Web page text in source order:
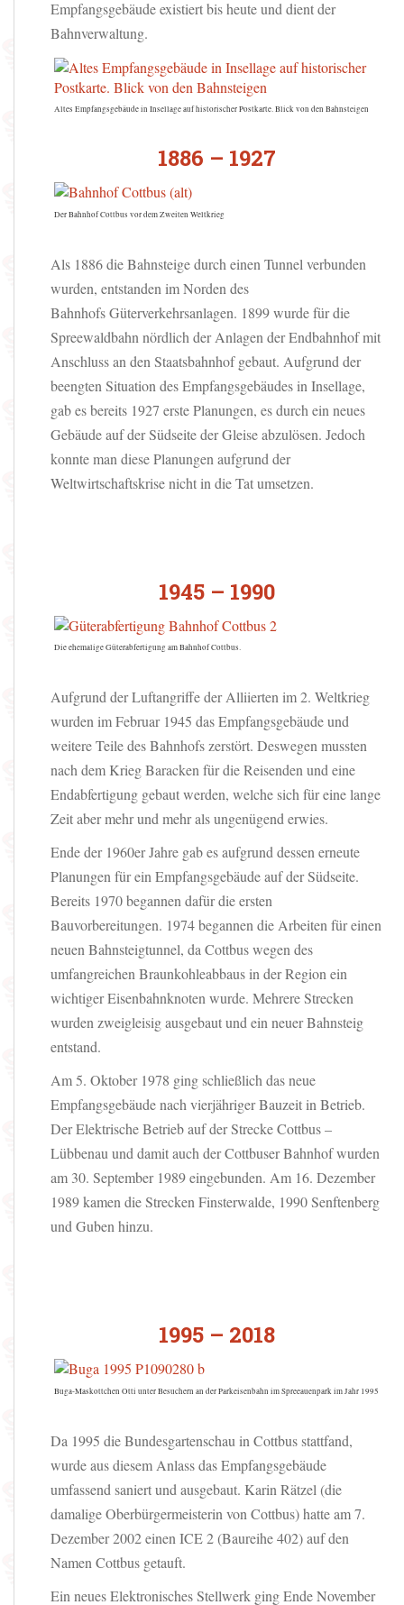
Empfangsgebäude existiert bis heute und dient der
Bahnverwaltung.
Altes Empfangsgebäude in Insellage auf historischer Postkarte. Blick von den Bahnsteigen
1886 – 1927
Der Bahnhof Cottbus vor dem Zweiten Weltkrieg
Als 1886 die Bahnsteige durch einen Tunnel verbunden
wurden, entstanden im Norden des
Bahnhofs Güterverkehrsanlagen. 1899 wurde für die
Spreewaldbahn nördlich der Anlagen der Endbahnhof mit
Anschluss an den Staatsbahnhof gebaut. Aufgrund der
beengten Situation des Empfangsgebäudes in Insellage,
gab es bereits 1927 erste Planungen, es durch ein neues
Gebäude auf der Südseite der Gleise abzulösen. Jedoch
konnte man diese Planungen aufgrund der
Weltwirtschaftskrise nicht in die Tat umsetzen.
1945 – 1990
Die ehemalige Güterabfertigung am Bahnhof Cottbus.
Aufgrund der Luftangriffe der Alliierten im 2. Weltkrieg
wurden im Februar 1945 das Empfangsgebäude und
weitere Teile des Bahnhofs zerstört. Deswegen mussten
nach dem Krieg Baracken für die Reisenden und eine
Endabfertigung gebaut werden, welche sich für eine lange
Zeit aber mehr und mehr als ungenügend erwies.
Ende der 1960er Jahre gab es aufgrund dessen erneute
Planungen für ein Empfangsgebäude auf der Südseite.
Bereits 1970 begannen dafür die ersten
Bauvorbereitungen. 1974 begannen die Arbeiten für einen
neuen Bahnsteigtunnel, da Cottbus wegen des
umfangreichen Braunkohleabbaus in der Region ein
wichtiger Eisenbahnknoten wurde. Mehrere Strecken
wurden zweigleisig ausgebaut und ein neuer Bahnsteig
entstand.
Am 5. Oktober 1978 ging schließlich das neue
Empfangsgebäude nach vierjähriger Bauzeit in Betrieb.
Der Elektrische Betrieb auf der Strecke Cottbus –
Lübbenau und damit auch der Cottbuser Bahnhof wurden
am 30. September 1989 eingebunden. Am 16. Dezember
1989 kamen die Strecken Finsterwalde, 1990 Senftenberg
und Guben hinzu.
1995 – 2018
Buga-Maskottchen Otti unter Besuchern an der Parkeisenbahn im Spreeauenpark im Jahr 1995
Da 1995 die Bundesgartenschau in Cottbus stattfand,
wurde aus diesem Anlass das Empfangsgebäude
umfassend saniert und ausgebaut. Karin Rätzel (die
damalige Oberbürgermeisterin von Cottbus) hatte am 7.
Dezember 2002 einen ICE 2 (Baureihe 402) auf den
Namen Cottbus getauft.
Ein neues Elektronisches Stellwerk ging Ende November